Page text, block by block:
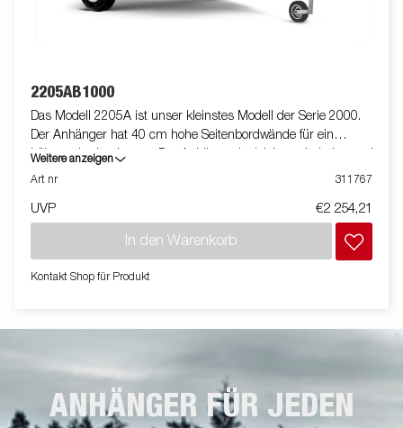
2205AB1000
Das Modell 2205A ist unser kleinstes Modell der Serie 2000.
Der Anhänger hat 40 cm hohe Seitenbordwände für ein
höheres Ladevolumen. Der Anhänger ist leicht zu beladen und
hat eine klappbare Vorder- und Rückwand für die Beladung
Zurrösen für eine sichere Verladung der Ware ausgestattet. Wie
für unsere Anhänger an. Die Bilder dienen der Illustration und
Weitere anzeigen
Art nr
311767
UVP €2 254,21
In den Warenkorb
Kontakt Shop für Produkt
ANHÄNGER FÜR JEDEN